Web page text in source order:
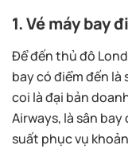
1. Vé máy bay
Để đến thủ đô
bay có điểm đến
coi là đại bản
Airways, là sân
suất phục vụ